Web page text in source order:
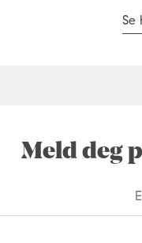
Se
Meld deg